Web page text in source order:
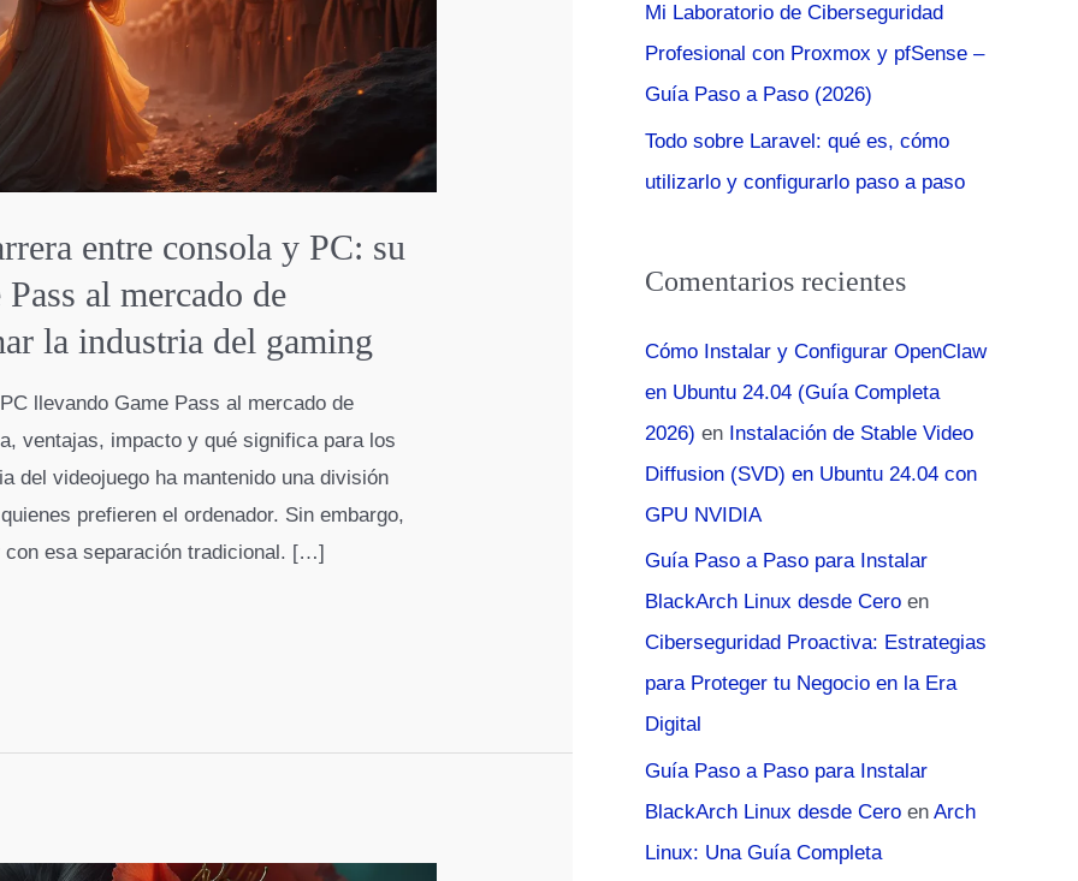
entre consola y PC: su
al mercado de
la industria del gaming
llevando Game Pass al mercado de
ventajas, impacto y qué significa para los
del videojuego ha mantenido una división
prefieren el ordenador. Sin embargo,
esa separación tradicional. […]
Mi Laboratorio de Ciberseguridad
Profesional con Proxmox y pfSense –
Guía Paso a Paso (2026)
Todo sobre Laravel: qué es, cómo
utilizarlo y configurarlo paso a paso
Comentarios recientes
Cómo Instalar y Configurar OpenClaw
en Ubuntu 24.04 (Guía Completa
2026) en Instalación de Stable Video
Diffusion (SVD) en Ubuntu 24.04 con
GPU NVIDIA
Guía Paso a Paso para Instalar
BlackArch Linux desde Cero en
Ciberseguridad Proactiva: Estrategias
para Proteger tu Negocio en la Era
Digital
Guía Paso a Paso para Instalar
BlackArch Linux desde Cero en Arch
Linux: Una Guía Completa